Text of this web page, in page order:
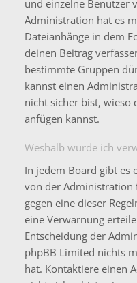
und einzelne Benutzer
Administration hat es
Dateianhänge in dem
deinen Beitrag
bestimmte Gruppen
kannst einen
nicht sicher bist, wieso
anfügen kannst.
Weshalb wurde ich
In jedem Board gibt es
von der Administration
gegen eine dieser
eine Verwarnung
Entscheidung der
phpBB Limited nichts
hat. Kontaktiere einen